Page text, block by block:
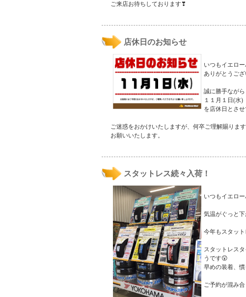
ご来店お待ちしております❣
店休日のお知らせ
いつもイエロ
ありがとうござ
誠に勝手ながら
１１月１日(水)
を店休日とさせ
ご迷惑をおかけいたしますが、何卒ご理解賜ります
お願いいたします。
スタットレス続々入荷！
いつもイエロ
気温がぐっと
今年もスタッ
スタットレス
うです😲
早めの装着、
ご予約が混み